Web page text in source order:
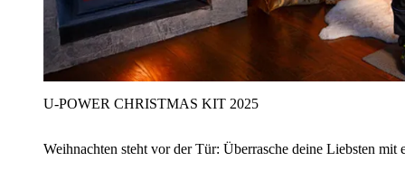
U‑POWER CHRISTMAS KIT 2025
Weihnachten steht vor der Tür: Überrasche deine Liebsten